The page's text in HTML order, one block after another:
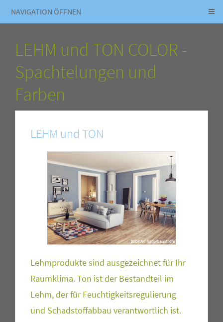
NAVIGATION ÖFFNEN
LEHM und TON COLOR -
Spachtelungen und
Farben
LEHM und TON
Lehmprodukte sind ausgezeichnet für Ihr
Raumklima. Ton ist der Bestandteil im
Lehm, der für Feuchtigkeitsregulierung
und Schadstoffabbau verantwortlich ist.